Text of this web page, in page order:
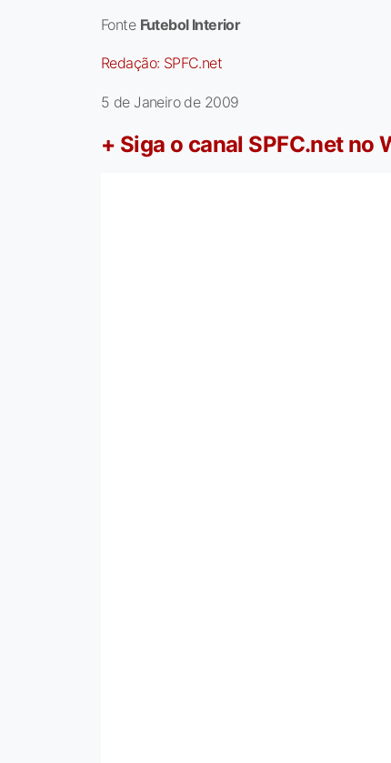
Fonte Futebol Interior
Redação: SPFC.net
5 de Janeiro de 2009
+ Siga o canal SPFC.net no